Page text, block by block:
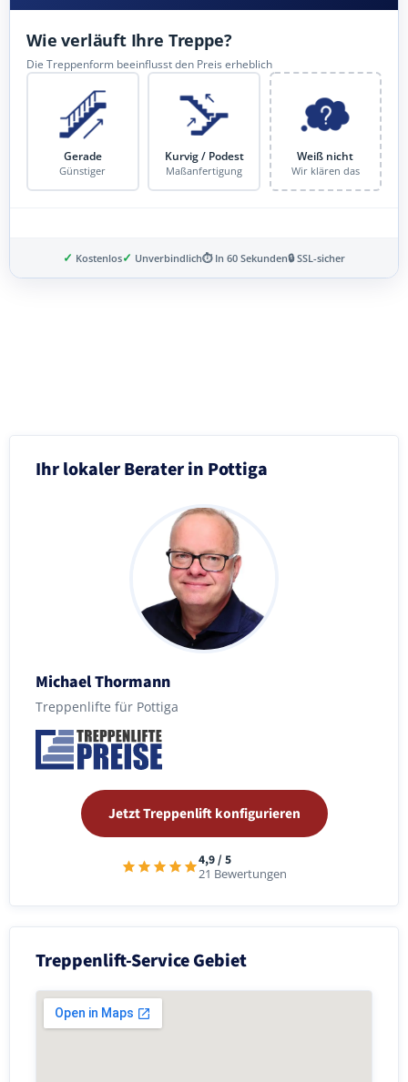
Wie verläuft Ihre Treppe?
Die Treppenform beeinflusst den Preis erheblich
Gerade
Günstiger
Kurvig / Podest
Maßanfertigung
Weiß nicht
Wir klären das
✓ Kostenlos✓ Unverbindlich⏱ In 60 Sekunden🔒 SSL-sicher
Ihr lokaler Berater in Pottiga
Michael Thormann
Treppenlifte für Pottiga
Jetzt Treppenlift konfigurieren
4,9 / 5
21 Bewertungen
Treppenlift-Service Gebiet